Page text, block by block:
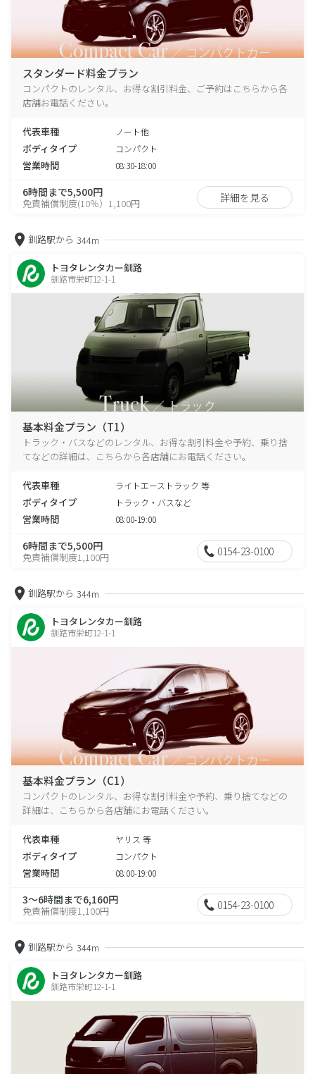
スタンダード料金プラン
コンパクトのレンタル、お得な割引料金、ご予約はこちらから各
店舗お電話ください。
代表車種 ノート他
ボディタイプ コンパクト
営業時間 08:30-18:00
6時間まで5,500円
免責補償制度(10％）1,100円 詳細を見る
釧路駅から 344m
トヨタレンタカー釧路
釧路市栄町12-1-1
基本料金プラン（T1）
トラック・バスなどのレンタル、お得な割引料金や予約、乗り捨
てなどの詳細は、こちらから各店舗にお電話ください。
代表車種 ライトエーストラック 等
ボディタイプ トラック・バスなど
営業時間 08:00-19:00
6時間まで5,500円
免責補償制度1,100円 0154-23-0100
釧路駅から 344m
トヨタレンタカー釧路
釧路市栄町12-1-1
基本料金プラン（C1）
コンパクトのレンタル、お得な割引料金や予約、乗り捨てなどの
詳細は、こちらから各店舗にお電話ください。
代表車種 ヤリス 等
ボディタイプ コンパクト
営業時間 08:00-19:00
3～6時間まで6,160円
免責補償制度1,100円 0154-23-0100
釧路駅から 344m
トヨタレンタカー釧路
釧路市栄町12-1-1